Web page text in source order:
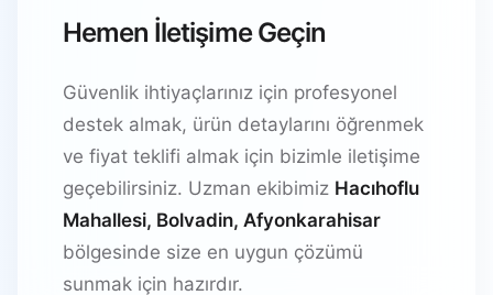
Hemen İletişime Geçin
Güvenlik ihtiyaçlarınız için profesyonel
destek almak, ürün detaylarını öğrenmek
ve fiyat teklifi almak için bizimle iletişime
geçebilirsiniz. Uzman ekibimiz Hacıhoflu
Mahallesi, Bolvadin, Afyonkarahisar
bölgesinde size en uygun çözümü
sunmak için hazırdır.